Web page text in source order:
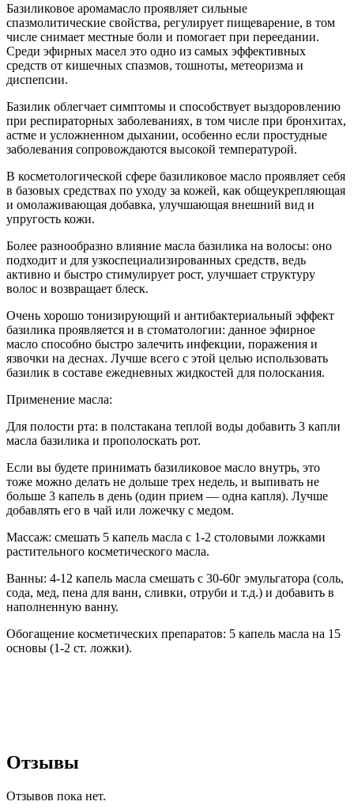
Базиликовое аромамасло проявляет сильные
спазмолитические свойства, регулирует пищеварение, в том
числе снимает местные боли и помогает при переедании.
Среди эфирных масел это одно из самых эффективных
средств от кишечных спазмов, тошноты, метеоризма и
диспепсии.
Базилик облегчает симптомы и способствует выздоровлению
при респираторных заболеваниях, в том числе при бронхитах,
астме и усложненном дыхании, особенно если простудные
заболевания сопровождаются высокой температурой.
В косметологической сфере базиликовое масло проявляет себя
в базовых средствах по уходу за кожей, как общеукрепляющая
и омолаживающая добавка, улучшающая внешний вид и
упругость кожи.
Более разнообразно влияние масла базилика на волосы: оно
подходит и для узкоспециализированных средств, ведь
активно и быстро стимулирует рост, улучшает структуру
волос и возвращает блеск.
Очень хорошо тонизирующий и антибактериальный эффект
базилика проявляется и в стоматологии: данное эфирное
масло способно быстро залечить инфекции, поражения и
язвочки на деснах. Лучше всего с этой целью использовать
базилик в составе ежедневных жидкостей для полоскания.
Применение масла:
Для полости рта: в полстакана теплой воды добавить 3 капли
масла базилика и прополоскать рот.
Если вы будете принимать базиликовое масло внутрь, это
тоже можно делать не дольше трех недель, и выпивать не
больше 3 капель в день (один прием — одна капля). Лучше
добавлять его в чай или ложечку с медом.
Массаж: смешать 5 капель масла с 1-2 столовыми ложками
растительного косметического масла.
Ванны: 4-12 капель масла смешать с 30-60г эмульгатора (соль,
сода, мед, пена для ванн, сливки, отруби и т.д.) и добавить в
наполненную ванну.
Обогащение косметических препаратов: 5 капель масла на 15
основы (1-2 ст. ложки).
Отзывы
Отзывов пока нет.